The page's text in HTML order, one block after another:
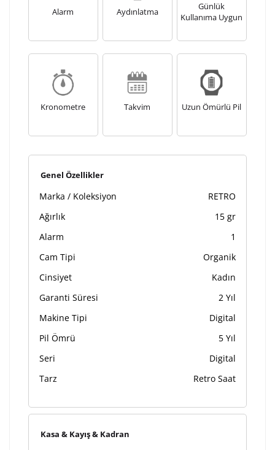
Alarm Aydınlatma
Günlük
Kullanıma Uygun
Kronometre Takvim Uzun Ömürlü Pil
Genel Özellikler
Marka / Koleksiyon
RETRO
Ağırlık
15 gr
Alarm
1
Cam Tipi
Organik
Cinsiyet
Kadın
Garanti Süresi
2 Yıl
Makine Tipi
Digital
Pil Ömrü
5 Yıl
Seri
Digital
Tarz
Retro Saat
Kasa & Kayış & Kadran